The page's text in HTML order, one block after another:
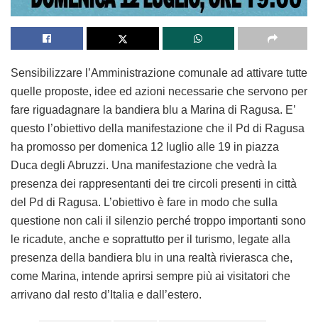
Sensibilizzare l’Amministrazione comunale ad attivare tutte
quelle proposte, idee ed azioni necessarie che servono per
fare riguadagnare la bandiera blu a Marina di Ragusa. E’
questo l’obiettivo della manifestazione che il Pd di Ragusa
ha promosso per domenica 12 luglio alle 19 in piazza
Duca degli Abruzzi. Una manifestazione che vedrà la
presenza dei rappresentanti dei tre circoli presenti in città
del Pd di Ragusa. L’obiettivo è fare in modo che sulla
questione non cali il silenzio perché troppo importanti sono
le ricadute, anche e soprattutto per il turismo, legate alla
presenza della bandiera blu in una realtà rivierasca che,
come Marina, intende aprirsi sempre più ai visitatori che
arrivano dal resto d’Italia e dall’estero.